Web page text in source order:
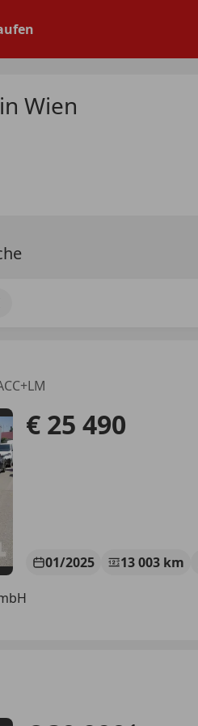
Wien
€ 25 490
01/2025 13 003 km